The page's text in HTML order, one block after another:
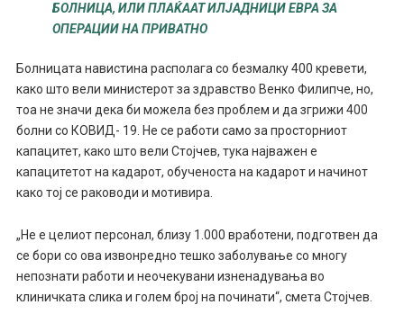
БОЛНИЦА, ИЛИ ПЛАЌААТ ИЛЈАДНИЦИ ЕВРА ЗА
ОПЕРАЦИИ НА ПРИВАТНО
Болницата навистина располага со безмалку 400 кревети,
како што вели министерот за здравство Венко Филипче, но,
тоа не значи дека би можела без проблем и да згрижи 400
болни со КОВИД- 19. Не се работи само за просторниот
капацитет, како што вели Стојчев, тука најважен е
капацитетот на кадарот, обученоста на кадарот и начинот
како тој се раководи и мотивира.
„Не е целиот персонал, близу 1.000 вработени, подготвен да
се бори со ова извонредно тешко заболување со многу
непознати работи и неочекувани изненадувања во
клиничката слика и голем број на починати“, смета Стојчев.